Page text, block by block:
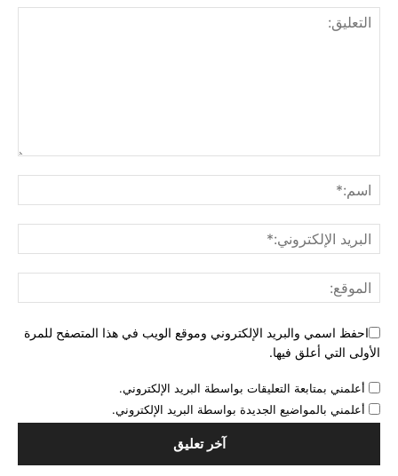
احفظ اسمي والبريد الإلكتروني وموقع الويب في هذا المتصفح للمرة
الأولى التي أعلق فيها.
أعلمني بمتابعة التعليقات بواسطة البريد الإلكتروني.
أعلمني بالمواضيع الجديدة بواسطة البريد الإلكتروني.